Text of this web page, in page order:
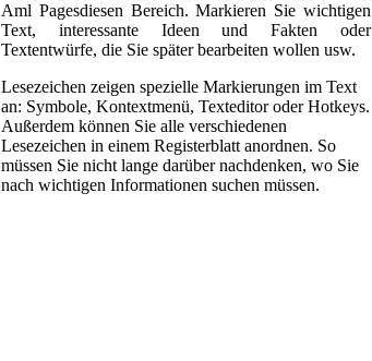
Aml Pagesdiesen Bereich. Markieren Sie wichtigen
Text, interessante Ideen und Fakten oder
Textentwürfe, die Sie später bearbeiten wollen usw.
Lesezeichen zeigen spezielle Markierungen im Text
an: Symbole, Kontextmenü, Texteditor oder Hotkeys.
Außerdem können Sie alle verschiedenen
Lesezeichen in einem Registerblatt anordnen. So
müssen Sie nicht lange darüber nachdenken, wo Sie
nach wichtigen Informationen suchen müssen.